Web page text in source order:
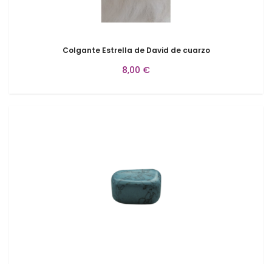
Colgante Estrella de David de cuarzo
8,00 €